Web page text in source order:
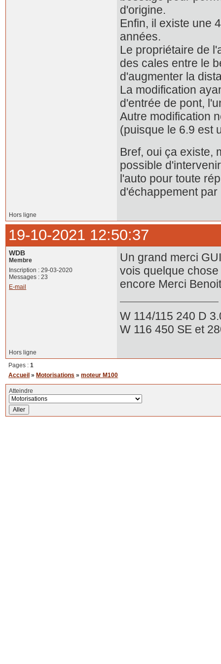
d'origine.
Enfin, il existe une
années.
Le propriétaire de
des cales entre le
d'augmenter la
La modification
d'entrée de pont,
Autre modification
(puisque le 6.9 est
Bref, oui ça existe,
possible
l'auto pour toute
d'échappement par
Hors ligne
19-10-2021 12:50:37
WDB
Membre
Inscription : 29-03-2020
Messages : 23
E-mail
Un grand merci
vois quelque
encore Merci Benoit
W 114/115 240 D
W 116 450 SE et
Hors ligne
Pages :1
Accueil »Motorisations »moteur M100
Atteindre